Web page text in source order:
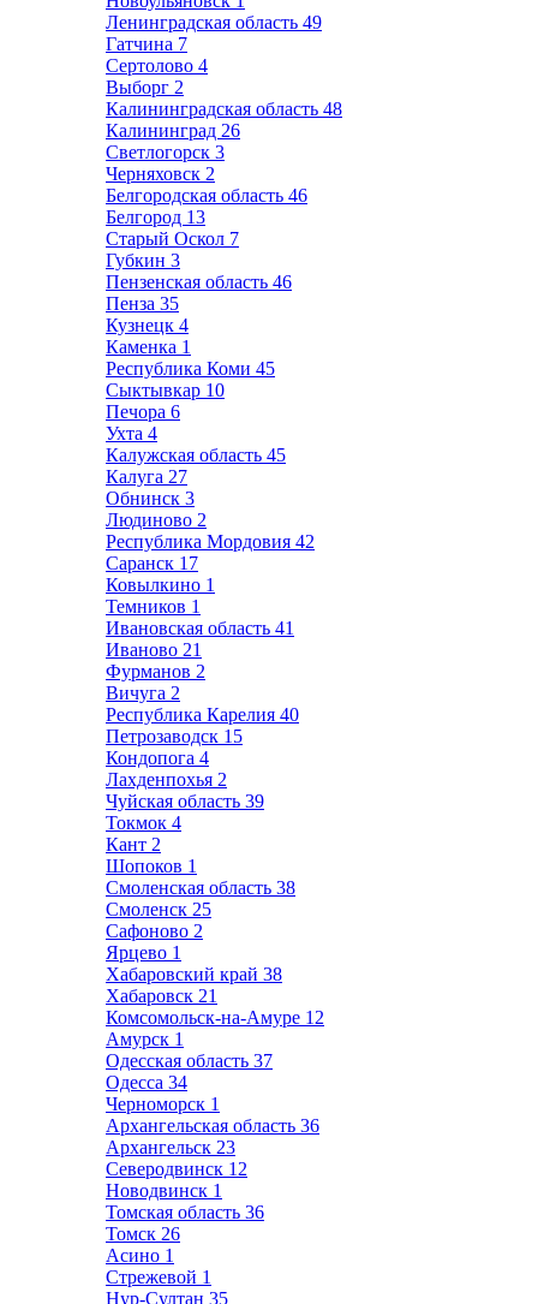
Ленинградская область 49
Гатчина 7
Сертолово 4
Выборг 2
Калининградская область 48
Калининград 26
Светлогорск 3
Черняховск 2
Белгородская область 46
Белгород 13
Старый Оскол 7
Губкин 3
Пензенская область 46
Пенза 35
Кузнецк 4
Каменка 1
Республика Коми 45
Сыктывкар 10
Печора 6
Ухта 4
Калужская область 45
Калуга 27
Обнинск 3
Людиново 2
Республика Мордовия 42
Саранск 17
Ковылкино 1
Темников 1
Ивановская область 41
Иваново 21
Фурманов 2
Вичуга 2
Республика Карелия 40
Петрозаводск 15
Кондопога 4
Лахденпохья 2
Чуйская область 39
Токмок 4
Кант 2
Шопоков 1
Смоленская область 38
Смоленск 25
Сафоново 2
Ярцево 1
Хабаровский край 38
Хабаровск 21
Комсомольск-на-Амуре 12
Амурск 1
Одесская область 37
Одесса 34
Черноморск 1
Архангельская область 36
Архангельск 23
Северодвинск 12
Новодвинск 1
Томская область 36
Томск 26
Асино 1
Стрежевой 1
Нур-Султан 35